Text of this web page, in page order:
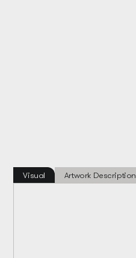
Visual Artwork Description